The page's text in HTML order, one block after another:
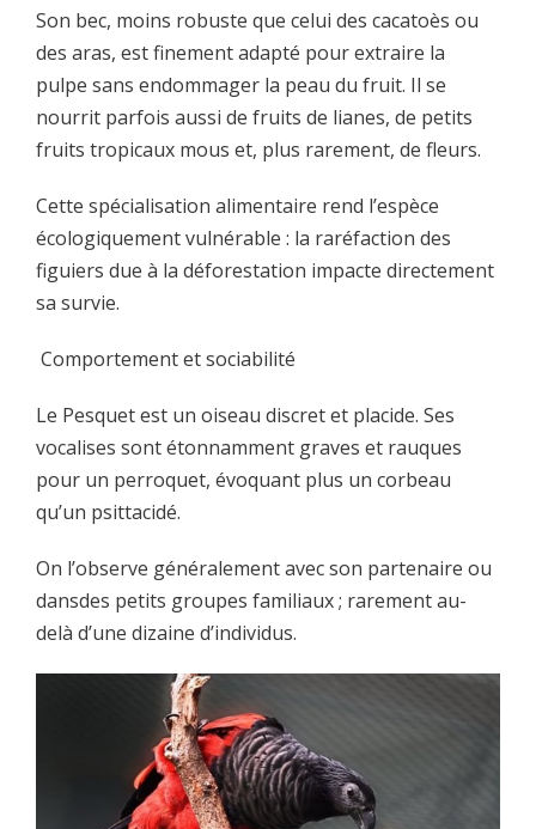
Son bec, moins robuste que celui des cacatoès ou
des aras, est finement adapté pour extraire la
pulpe sans endommager la peau du fruit. Il se
nourrit parfois aussi de fruits de lianes, de petits
fruits tropicaux mous et, plus rarement, de fleurs.
Cette spécialisation alimentaire rend l’espèce
écologiquement vulnérable : la raréfaction des
figuiers due à la déforestation impacte directement
sa survie.
Comportement et sociabilité
Le Pesquet est un oiseau discret et placide. Ses
vocalises sont étonnamment graves et rauques
pour un perroquet, évoquant plus un corbeau
qu’un psittacidé.
On l’observe généralement avec son partenaire ou
dansdes petits groupes familiaux ; rarement au-
delà d’une dizaine d’individus.